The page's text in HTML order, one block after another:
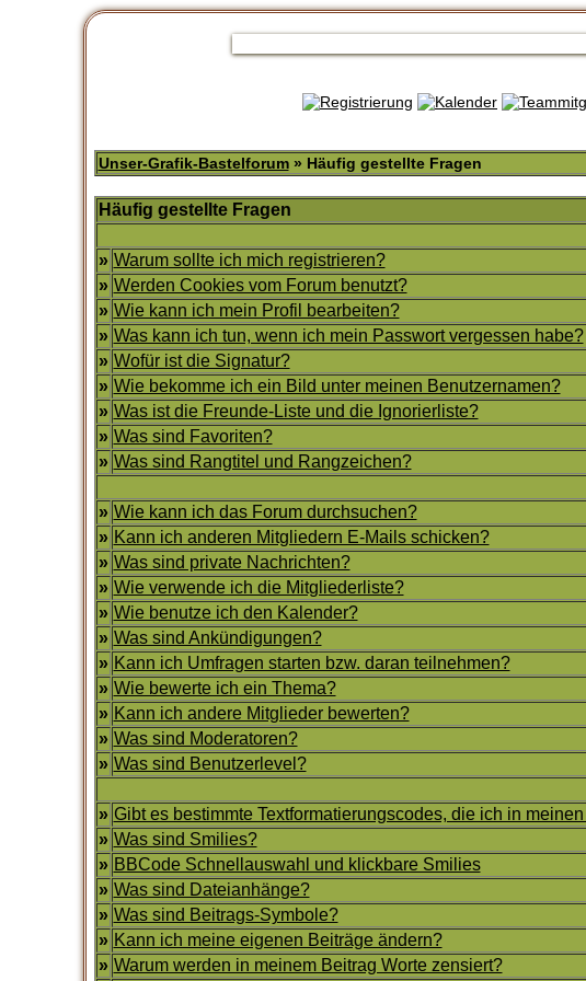
Unser-Grafik-Bastelforum» Häufig gestellte Fragen
Häufig gestellte Fragen
» Warum sollte ich mich registrieren?
» Werden Cookies vom Forum benutzt?
» Wie kann ich mein Profil bearbeiten?
» Was kann ich tun, wenn ich mein Passwort vergessen habe?
» Wofür ist die Signatur?
» Wie bekomme ich ein Bild unter meinen Benutzernamen?
» Was ist die Freunde-Liste und die Ignorierliste?
» Was sind Favoriten?
» Was sind Rangtitel und Rangzeichen?
» Wie kann ich das Forum durchsuchen?
» Kann ich anderen Mitgliedern E-Mails schicken?
» Was sind private Nachrichten?
» Wie verwende ich die Mitgliederliste?
» Wie benutze ich den Kalender?
» Was sind Ankündigungen?
» Kann ich Umfragen starten bzw. daran teilnehmen?
» Wie bewerte ich ein Thema?
» Kann ich andere Mitglieder bewerten?
» Was sind Moderatoren?
» Was sind Benutzerlevel?
» Gibt es bestimmte Textformatierungscodes, die ich in
» Was sind Smilies?
» BBCode Schnellauswahl und klickbare Smilies
» Was sind Dateianhänge?
» Was sind Beitrags-Symbole?
» Kann ich meine eigenen Beiträge ändern?
» Warum werden in meinem Beitrag Worte zensiert?